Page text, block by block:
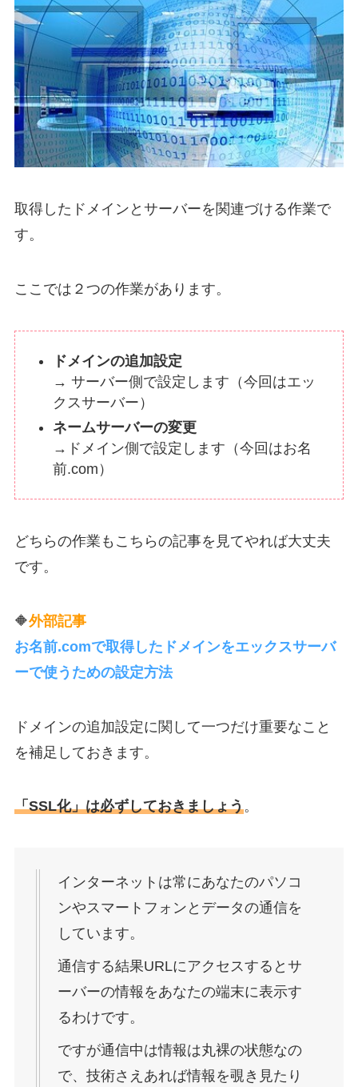
取得したドメインとサーバーを関連づける作業で
す。
ここでは２つの作業があります。
ドメインの追加設定
→ サーバー側で設定します（今回はエッ
クスサーバー）
ネームサーバーの変更
→ドメイン側で設定します（今回はお名
前.com）
どちらの作業もこちらの記事を見てやれば大丈夫
です。
🔶外部記事
お名前.comで取得したドメインをエックスサーバ
ーで使うための設定方法
ドメインの追加設定に関して一つだけ重要なこと
を補足しておきます。
「SSL化」は必ずしておきましょう。
インターネットは常にあなたのパソコ
ンやスマートフォンとデータの通信を
しています。
通信する結果URLにアクセスするとサ
ーバーの情報をあなたの端末に表示す
るわけです。
ですが通信中は情報は丸裸の状態なの
で、技術さえあれば情報を覗き見たり